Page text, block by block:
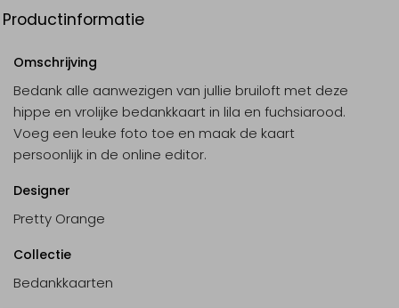
Productinformatie
Omschrijving
Bedank alle aanwezigen van jullie bruiloft met deze
hippe en vrolijke bedankkaart in lila en fuchsiarood.
Voeg een leuke foto toe en maak de kaart
persoonlijk in de online editor.
Designer
Pretty Orange
Collectie
Bedankkaarten